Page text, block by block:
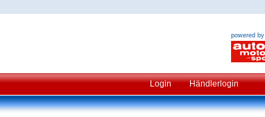
powered by
Login Händlerlogin